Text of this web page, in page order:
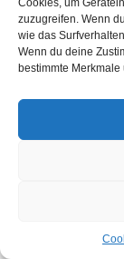
Cookies, um
zuzugreifen. Wenn
wie das
Wenn du deine
bestimmte